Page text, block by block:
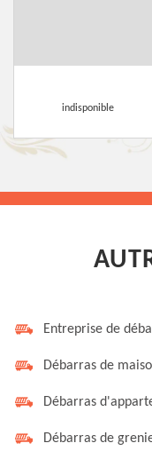
indisponible
Entreprise de
Débarras de
Débarras
Débarras de